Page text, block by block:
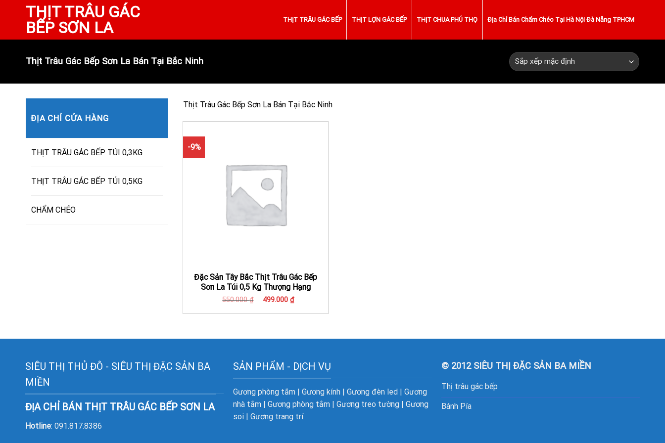
THỊT TRÂU GÁC
BẾP SƠN LA
THỊT TRÂU GÁC BẾP THỊT LỢN GÁC BẾP THỊT CHUA PHÚ THỌ Địa Chỉ Bán Chẩm Chéo Tại Hà Nội Đà Nẵng TPHCM
Thịt Trâu Gác Bếp Sơn La Bán Tại Bắc Ninh
ĐỊA CHỈ CỬA HÀNG
THỊT TRÂU GÁC BẾP TÚI 0,3KG
THỊT TRÂU GÁC BẾP TÚI 0,5KG
CHẨM CHÉO
Thịt Trâu Gác Bếp Sơn La Bán Tại Bắc Ninh
-9%
Đặc Sản Tây Bắc Thịt Trâu Gác Bếp
Sơn La Túi 0,5 Kg Thượng Hạng
550.000₫
Giá
là:
499.000 ₫Giá
hiện
tại
SIÊU THỊ THỦ ĐÔ - SIÊU THỊ ĐẶC SẢN BA
MIỀN
ĐỊA CHỈ BÁN THỊT TRÂU GÁC BẾP SƠN LA
Hotline: 091.817.8386
SẢN PHẨM - DỊCH VỤ
Gương phòng tắm |Gương kính |Gương đèn led |Gương
nhà tắm |Gương phòng tắm |Gương treo tường |Gương
soi |Gương trang trí
© 2012 SIÊU THỊ ĐẶC SẢN BA MIỀN
Thị trâu gác bếp
Bánh Pía